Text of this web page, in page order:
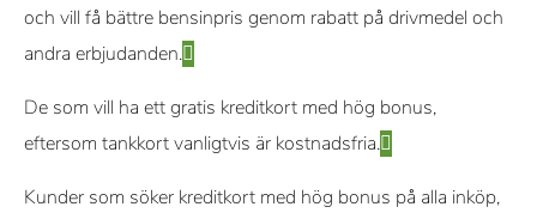
och vill få bättre bensinpris genom rabatt på drivmedel och
andra erbjudanden.
De som vill ha ett gratis kreditkort med hög bonus,
eftersom tankkort vanligtvis är kostnadsfria.
Kunder som söker kreditkort med hög bonus på alla inköp,